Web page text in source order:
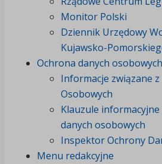
Monitor Polski
Dziennik Urzędowy
Kujawsko-
Ochrona danych osobowych
Informacje związane
Osobowych
Klauzule
danych osobowych
Inspektor Ochrony
Menu redakcyjne